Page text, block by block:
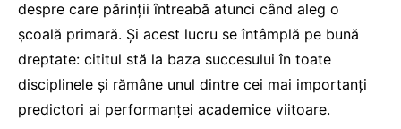
despre care părinții întreabă atunci când aleg o
școală primară. Și acest lucru se întâmplă pe bună
dreptate: cititul stă la baza succesului în toate
disciplinele și rămâne unul dintre cei mai importanți
predictori ai performanței academice viitoare.